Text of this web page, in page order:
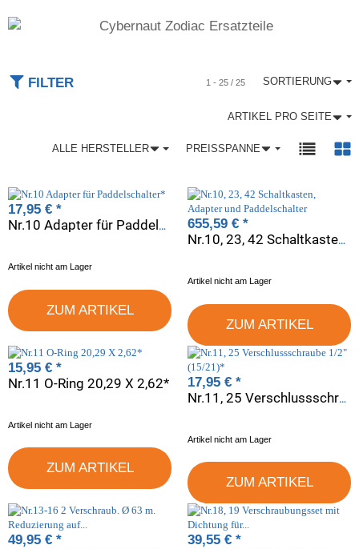
FILTER 1 - 25 / 25 SORTIERUNG
ARTIKEL PRO SEITE
ALLE HERSTELLER PREISSPANNE
Nr.10 Adapter für Paddelschalter*
17,95 € *
Artikel nicht am Lager
ZUM ARTIKEL
Nr.10, 23, 42 Schaltkasten, Adapter und Paddelschalter
655,59 € *
Artikel nicht am Lager
ZUM ARTIKEL
Nr.11 O-Ring 20,29 X 2,62*
15,95 € *
Artikel nicht am Lager
ZUM ARTIKEL
Nr.11, 25 Verschlussschraube 1/2" (15/21)*
17,95 € *
Artikel nicht am Lager
ZUM ARTIKEL
49,95 € * 39,55 € *